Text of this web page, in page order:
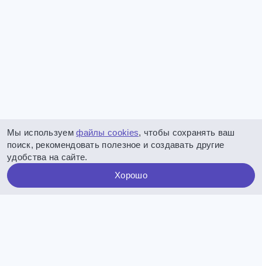
Мы используемфайлы cookies, чтобы сохранять ваш
поиск, рекомендовать полезное и создавать другие
удобства на сайте.
Хорошо